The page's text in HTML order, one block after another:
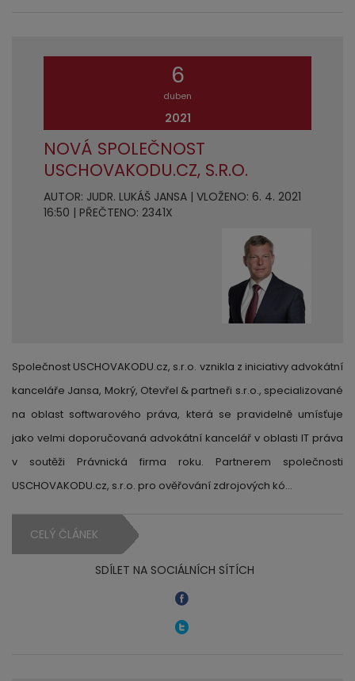
6
duben
2021
NOVÁ SPOLEČNOST
USCHOVAKODU.CZ, S.R.O.
AUTOR: JUDR. LUKÁŠ JANSA | VLOŽENO: 6. 4. 2021
16:50 | PŘEČTENO: 2341X
Společnost USCHOVAKODU.cz, s.r.o. vznikla z iniciativy advokátní
kanceláře Jansa, Mokrý, Otevřel & partneři s.r.o., specializované
na oblast softwarového práva, která se pravidelně umísťuje
jako velmi doporučovaná advokátní kancelář v oblasti IT práva
v soutěži Právnická firma roku. Partnerem společnosti
USCHOVAKODU.cz, s.r.o. pro ověřování zdrojových kó…
CELÝ ČLÁNEK
SDÍLET NA SOCIÁLNÍCH SÍTÍCH